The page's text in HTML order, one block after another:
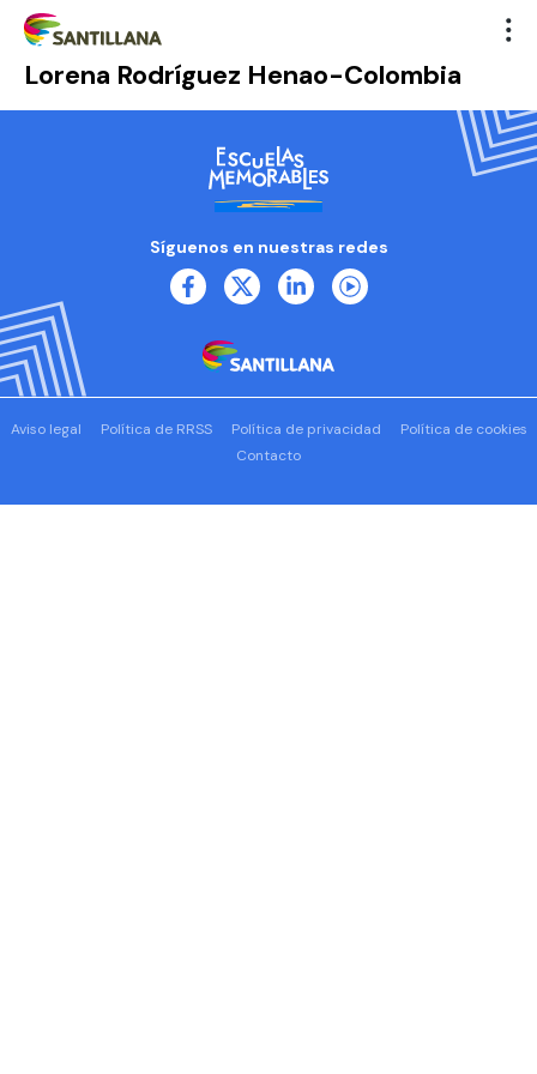
Lorena Rodríguez Henao-Colombia
Síguenos en nuestras redes
Aviso legal Política de RRSS Política de privacidad
Política de cookies
Contacto